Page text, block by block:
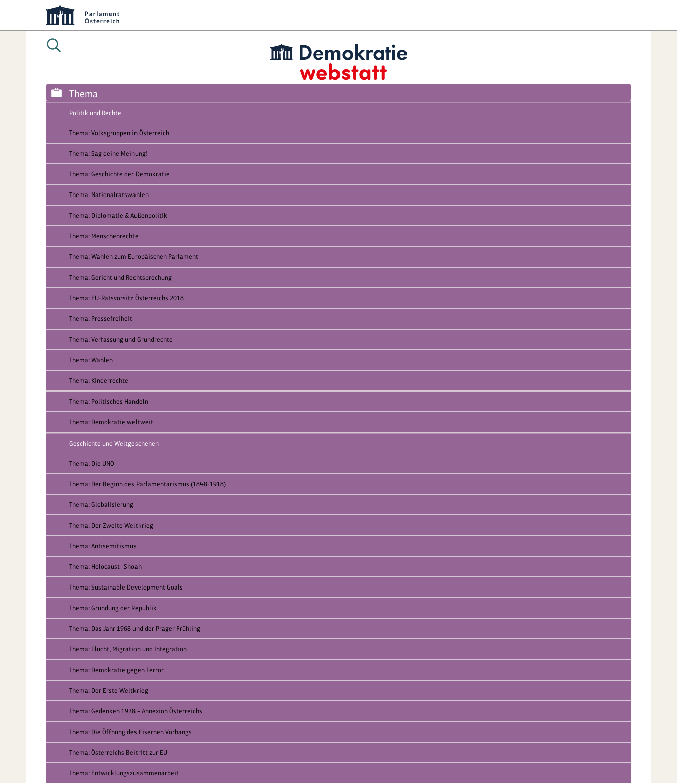
Thema
Politik und Rechte
Thema: Volksgruppen in Österreich
Thema: Sag deine Meinung!
Thema: Geschichte der Demokratie
Thema: Nationalratswahlen
Thema: Diplomatie & Außenpolitik
Thema: Menschenrechte
Thema: Wahlen zum Europäischen Parlament
Thema: Gericht und Rechtsprechung
Thema: EU-Ratsvorsitz Österreichs 2018
Thema: Pressefreiheit
Thema: Verfassung und Grundrechte
Thema: Wahlen
Thema: Kinderrechte
Thema: Politisches Handeln
Thema: Demokratie weltweit
Geschichte und Weltgeschehen
Thema: Die UNO
Thema: Der Beginn des Parlamentarismus (1848-1918)
Thema: Globalisierung
Thema: Der Zweite Weltkrieg
Thema: Antisemitismus
Thema: Holocaust—Shoah
Thema: Sustainable Development Goals
Thema: Gründung der Republik
Thema: Das Jahr 1968 und der Prager Frühling
Thema: Flucht, Migration und Integration
Thema: Demokratie gegen Terror
Thema: Der Erste Weltkrieg
Thema: Gedenken 1938 – Annexion Österreichs
Thema: Die Öffnung des Eisernen Vorhangs
Thema: Österreichs Beitritt zur EU
Thema: Entwicklungszusammenarbeit